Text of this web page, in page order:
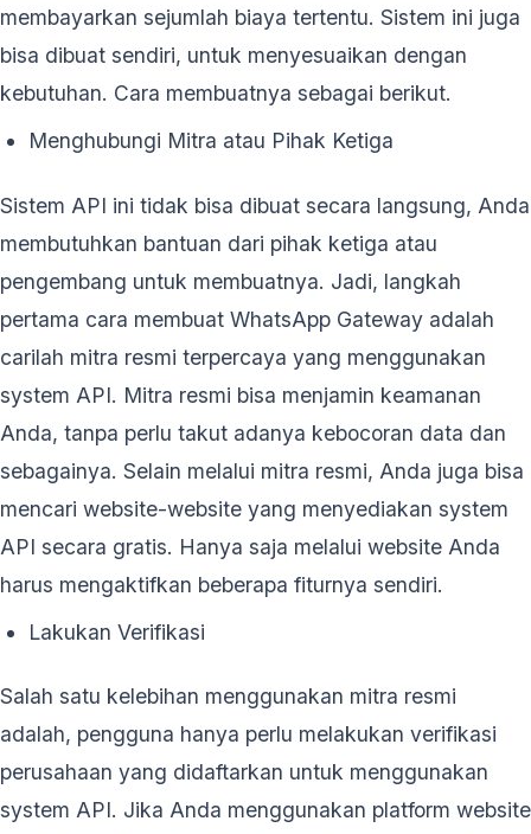
membayarkan sejumlah biaya tertentu. Sistem ini juga
bisa dibuat sendiri, untuk menyesuaikan dengan
kebutuhan. Cara membuatnya sebagai berikut.
Menghubungi Mitra atau Pihak Ketiga
Sistem API ini tidak bisa dibuat secara langsung, Anda
membutuhkan bantuan dari pihak ketiga atau
pengembang untuk membuatnya. Jadi, langkah
pertama cara membuat WhatsApp Gateway adalah
carilah mitra resmi terpercaya yang menggunakan
system API. Mitra resmi bisa menjamin keamanan
Anda, tanpa perlu takut adanya kebocoran data dan
sebagainya. Selain melalui mitra resmi, Anda juga bisa
mencari website-website yang menyediakan system
API secara gratis. Hanya saja melalui website Anda
harus mengaktifkan beberapa fiturnya sendiri.
Lakukan Verifikasi
Salah satu kelebihan menggunakan mitra resmi
adalah, pengguna hanya perlu melakukan verifikasi
perusahaan yang didaftarkan untuk menggunakan
system API. Jika Anda menggunakan platform website